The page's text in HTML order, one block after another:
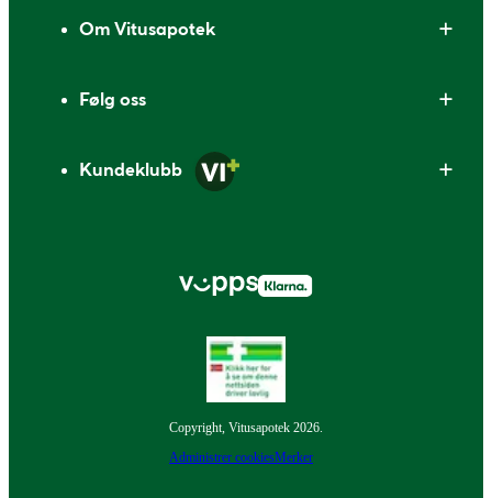
Om Vitusapotek
Følg oss
Kundeklubb
Copyright, Vitusapotek 2026.
Administrer cookiesMerker